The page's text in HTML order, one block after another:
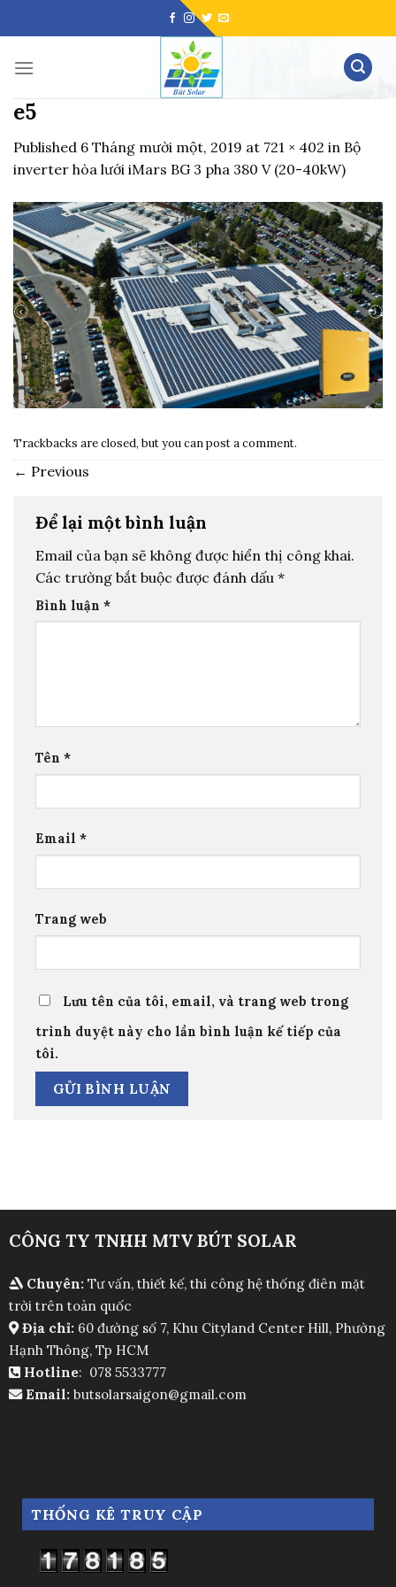
to
e5
Published 6 Tháng mười một, 2019 at 721 × 402 in Bộ
inverter hòa lưới iMars BG 3 pha 380 V (20-40kW)
Trackbacks are closed, but you canpost a comment.
← Previous
Để lại một bình luận
Email của bạn sẽ không được hiển thị công khai.
Các trường bắt buộc được đánh dấu *
Bình luận *
Tên *
Email *
Trang web
Lưu tên của tôi, email, và trang web trong
trình duyệt này cho lần bình luận kế tiếp của
tôi.
CÔNG TY TNHH MTV BÚT SOLAR
Chuyên:Tư vấn, thiết kế, thi công hệ thống điên mặt
trời trên toàn quốc
Địa chỉ: 60 đường số 7, Khu Cityland Center Hill, Phường
Hạnh Thông, Tp HCM
Hotline: 078 5533777
Email:butsolarsaigon@gmail.com
THỐNG KÊ TRUY CẬP